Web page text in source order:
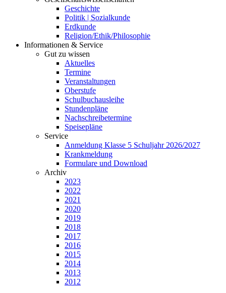
Geschichte
Politik | Sozialkunde
Erdkunde
Religion/Ethik/Philosophie
Informationen & Service
Gut zu wissen
Aktuelles
Termine
Veranstaltungen
Oberstufe
Schulbuchausleihe
Stundenpläne
Nachschreibetermine
Speisepläne
Service
Anmeldung Klasse 5 Schuljahr 2026/2027
Krankmeldung
Formulare und Download
Archiv
2023
2022
2021
2020
2019
2018
2017
2016
2015
2014
2013
2012